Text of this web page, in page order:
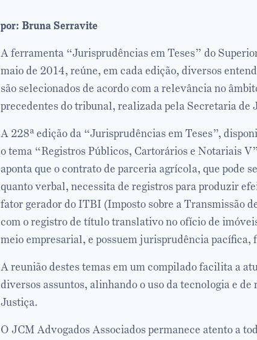
por: Bruna Serravite
A ferramenta “Jurisprudências em Teses” do
maio de 2014, reúne, em cada edição, diversos
são selecionados de acordo com a relevância no
precedentes do tribunal, realizada pela Secretaria de
A 228ª edição da “Jurisprudências em Teses”,
o tema “Registros Públicos, Cartorários e Notariais
aponta que o contrato de parceria agrícola, que pode
quanto verbal, necessita de registros para produzir
fator gerador do ITBI (Imposto sobre a Transmissão
com o registro de título translativo no ofício de
meio empresarial, e possuem jurisprudência pacífica,
A reunião destes temas em um compilado facilita a
diversos assuntos, alinhando o uso da tecnologia e
Justiça.
O JCM Advogados Associados permanece atento a